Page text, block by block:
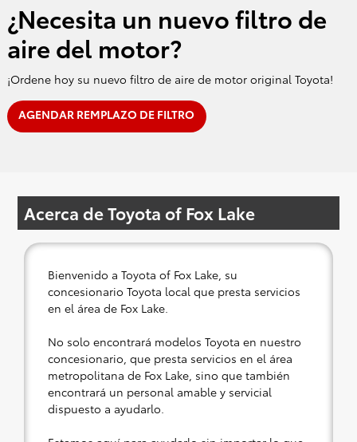
¿Necesita un nuevo filtro de
aire del motor?
¡Ordene hoy su nuevo filtro de aire de motor original Toyota!
AGENDAR REMPLAZO DE FILTRO
Acerca de Toyota of Fox Lake
Bienvenido a Toyota of Fox Lake, su
concesionario Toyota local que presta servicios
en el área de Fox Lake.
No solo encontrará modelos Toyota en nuestro
concesionario, que presta servicios en el área
metropolitana de Fox Lake, sino que también
encontrará un personal amable y servicial
dispuesto a ayudarlo.